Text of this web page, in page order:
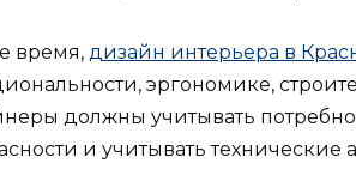
время, дизайн интерьера в
эргономике,
должны учитывать
и учитывать